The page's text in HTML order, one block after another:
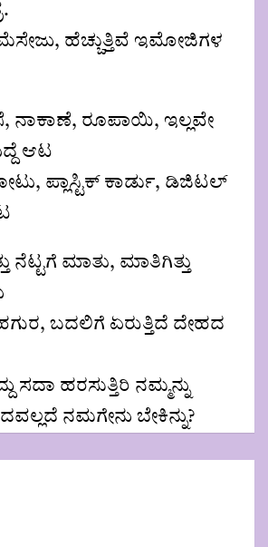
ಹೆಚ್ಚುತ್ತಿವೆ ಇಮೋಜಿಗಳ
ನಾಕಾಣೆ, ರೂಪಾಯಿ, ಇಲ್ಲವೇ
ಆಟ
ಪ್ಲಾಸ್ಟಿಕ್ ಕಾರ್ಡು, ಡಿಜಿಟಲ್
ನೆಟ್ಟಗೆ ಮಾತು, ಮಾತಿಗಿತ್ತು
ಬದಲಿಗೆ ಏರುತ್ತಿದೆ ದೇಹದ
ಸದಾ ಹರಸುತ್ತಿರಿ ನಮ್ಮನ್ನು
ನಮಗೇನು ಬೇಕಿನ್ನು?